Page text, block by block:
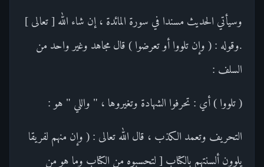
وسيأتي الحديث مسندا في سورة المائدة ، إن شاء الله [ تعالى ]
.وقوله : ( وإن تلووا أو تعرضوا ) قال مجاهد وغير واحد من
السلف :
( تلووا ) أي : تحرفوا الشهادة وتغيروها ، " واللي " هو :
التحريف وتعمد الكذب ، قال الله تعالى : ( وإن منهم لفريقا
يلوون ألسنتهم بالكتاب [ لتحسبوه من الكتاب وما هو من